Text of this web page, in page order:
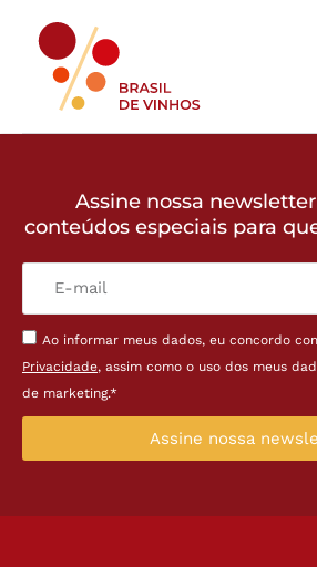
Assine nossa
conteúdos especiais para
Ao informar meus dados, eu concordo
Privacidade, assim como o uso dos meus
de marketing.*
Assine nossa